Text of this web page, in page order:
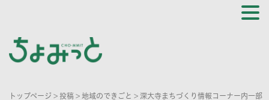
トップページ > 投稿 > 地域のできごと > 深大寺まちづくり情報コーナー内一部